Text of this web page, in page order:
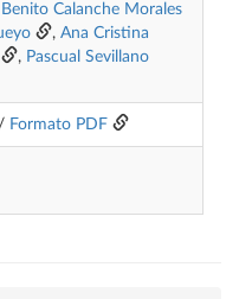
Calanche Morales
, Ana Cristina
, Pascual Sevillano
/ Formato PDF